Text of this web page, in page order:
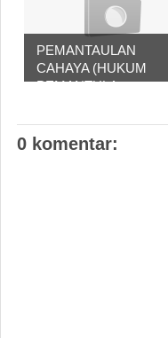
PEMANTAULAN
CAHAYA (HUKUM
PEMANTULA...
0 komentar: